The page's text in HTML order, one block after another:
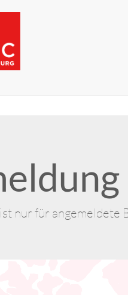
nur für angemeldete